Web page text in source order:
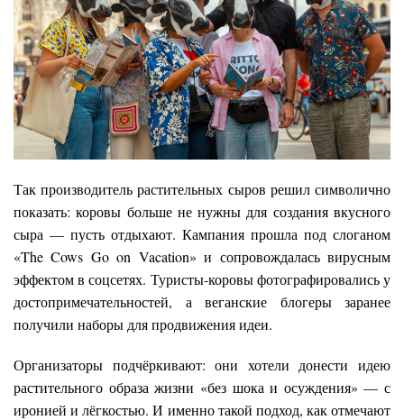
Так производитель растительных сыров решил символично
показать: коровы больше не нужны для создания вкусного
сыра — пусть отдыхают. Кампания прошла под слоганом
«The Cows Go on Vacation» и сопровождалась вирусным
эффектом в соцсетях. Туристы-коровы фотографировались у
достопримечательностей, а веганские блогеры заранее
получили наборы для продвижения идеи.
Организаторы подчёркивают: они хотели донести идею
растительного образа жизни «без шока и осуждения» — с
иронией и лёгкостью. И именно такой подход, как отмечают